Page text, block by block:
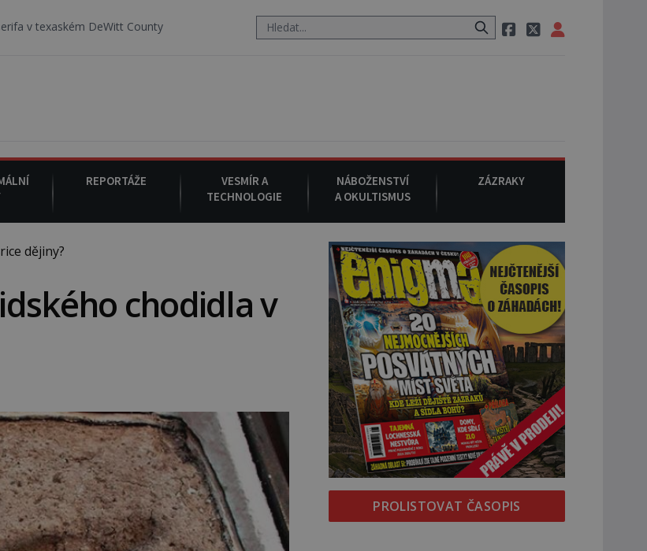
DeWitt County pořizuje video, na kterém před jeho vozem po cestě utíká zvláštní psovitá šelma, údajně bájná čupakabra.
REPORTÁŽE
VESMÍR A
TECHNOLOGIE
NÁBOŽENSTVÍ
A OKULTISMUS
ZÁZRAKY
dějiny?
chodidla v
PROLISTOVAT ČASOPIS